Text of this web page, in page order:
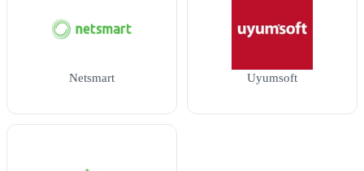
Netsmart Uyumsoft